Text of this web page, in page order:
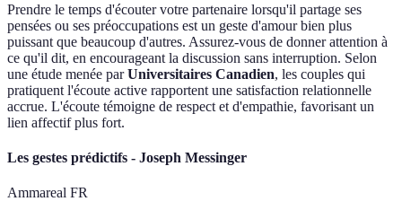
Prendre le temps d'écouter votre partenaire lorsqu'il partage ses
pensées ou ses préoccupations est un geste d'amour bien plus
puissant que beaucoup d'autres. Assurez-vous de donner attention à
ce qu'il dit, en encourageant la discussion sans interruption. Selon
une étude menée parUniversitaires Canadien, les couples qui
pratiquent l'écoute active rapportent une satisfaction relationnelle
accrue. L'écoute témoigne de respect et d'empathie, favorisant un
lien affectif plus fort.
Les gestes prédictifs - Joseph Messinger
Ammareal FR